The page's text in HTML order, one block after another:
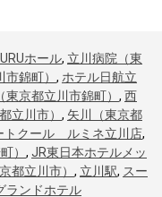
ホール, 立川病院（東
錦町） , ホテル日航立
京都立川市錦町） , 西
立川市） , 矢川（東京都
トクール ルミネ立川店,
） , JR東日本ホテルメッ
都立川市） , 立川駅, スー
ランドホテル